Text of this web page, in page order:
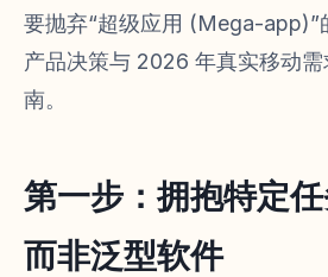
要抛弃“超级应用 (Mega-app)”
产品决策与 2026 年真实移动
南。
第一步：拥抱特定任
而非泛型软件